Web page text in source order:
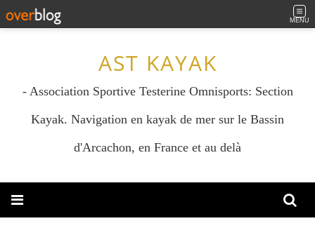
MENU
AST KAYAK
- Association Sportive Testerine Omnisports: Section
Kayak. Navigation en kayak de mer sur le Bassin
d'Arcachon, en France et au delà